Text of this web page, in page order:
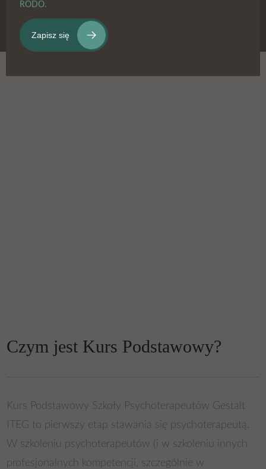
Czym jest Kurs Podstawowy?
Kurs Podstawowy Szkoły Psychoterapeutów Gestalt
ITEG to pierwszy etap stawania się psychoterapeutą.
W szkoleniu psychoterapeutów (i w szkoleniu innych
profesjonalnych kompetencji, szczególnie w
RODO.